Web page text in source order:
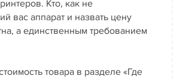
Кто, как не
вас аппарат и назвать цену
а единственным требованием
товара в разделе «Где